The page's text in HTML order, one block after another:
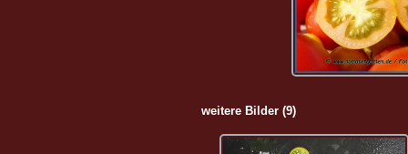
weitere Bilder (9)